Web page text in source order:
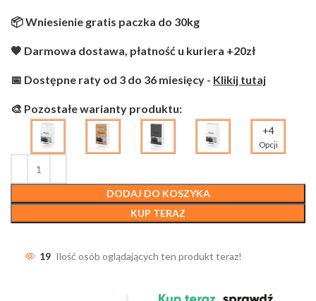
📦 Wniesienie gratis paczka do 30kg
🧡 Darmowa dostawa, płatność u kuriera +20zł
📅 Dostępne raty od 3 do 36 miesięcy - Klikij tutaj
🎨 Pozostałe warianty produktu:
+4
Opcji
DODAJ DO KOSZYKA
KUP TERAZ
19 Ilość osób oglądających ten produkt teraz!